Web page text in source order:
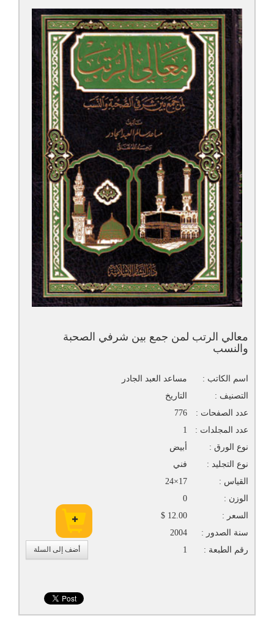
أضف إلى السلة
معالي الرتب لمن جمع بين شرفي الصحبة
والنسب
اسم الكاتب :
مساعد العبد الجادر
التصنيف :
التاريخ
عدد الصفحات :
776
عدد المجلدات :
1
نوع الورق :
أبيض
نوع التجليد :
فني
القياس :
17×24
الوزن :
0
السعر :
12.00 $
سنة الصدور :
2004
رقم الطبعة :
1